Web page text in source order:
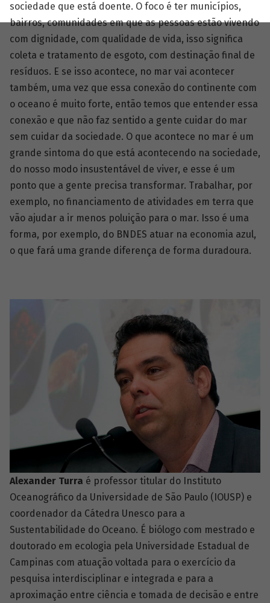
sociedade que está doente. O foco é ter municípios,
bairros, comunidades em que as pessoas estão vivendo
com dignidade, com qualidade de vida, isso significa
coleta e tratamento de esgoto, com destinação final de
resíduos. E se isso acontece, no mar vai acontecer
também, uma vez que essa conexão do continente com
o oceano é muito forte, então temos que entender essa
conexão e que não faz sentido a gente cuidar do mar
sem cuidar da sociedade. O que acontece no mar é um
grande sintoma do que está acontecendo na sociedade,
do nosso modo insustentável de viver, e esse é um
ponto que a gente precisa transformar. Trabalhar, por
exemplo, no financiamento de atividades em terra que
vão ajudar a ir menos poluição para o mar. Isso é uma
forma, por exemplo, do BNDES atuar na economia azul,
o que fará uma grande diferença de forma duradoura.
Alexander Turra é professor titular do Instituto
Oceanográfico da Universidade de São Paulo (IOUSP) e
coordenador da Cátedra Unesco para a
Sustentabilidade do Oceano. É biólogo com mestrado e
doutorado em ecologia pela Universidade Estadual de
Campinas com atuação voltada para o exercício da
pesquisa interdisciplinar e integrada e para a
aproximação entre ciência e tomada de decisão e entre